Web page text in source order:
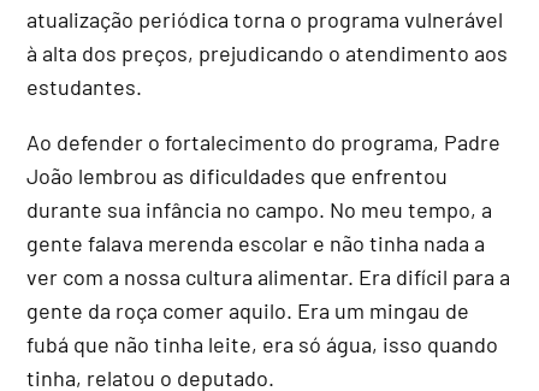
atualização periódica torna o programa vulnerável
à alta dos preços, prejudicando o atendimento aos
estudantes.
Ao defender o fortalecimento do programa, Padre
João lembrou as dificuldades que enfrentou
durante sua infância no campo. No meu tempo, a
gente falava merenda escolar e não tinha nada a
ver com a nossa cultura alimentar. Era difícil para a
gente da roça comer aquilo. Era um mingau de
fubá que não tinha leite, era só água, isso quando
tinha, relatou o deputado.